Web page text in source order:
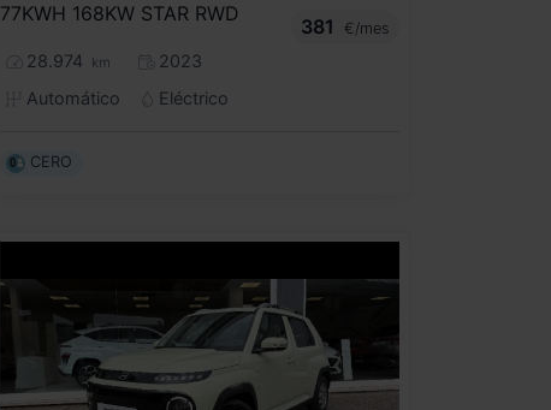
77KWH 168KW STAR RWD
28.974 km
2023
Automático
Eléctrico
381
€/mes
CERO